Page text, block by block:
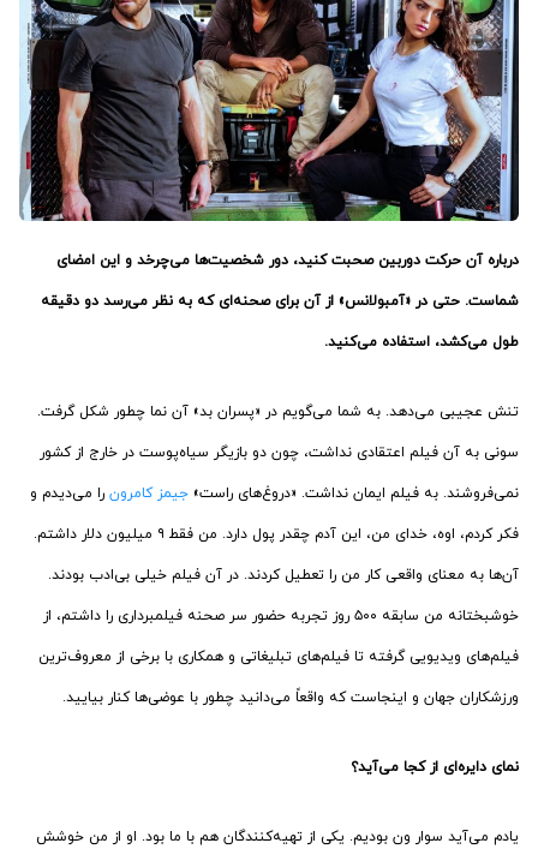
درباره آن حرکت دوربین صحبت کنید، دور شخصیت‌ها می‌چرخد و این امضای
شماست. حتی در «آمبولانس» از آن برای صحنه‌ای که به نظر می‌رسد دو دقیقه
طول می‌کشد، استفاده می‌کنید.
تنش عجیبی می‌دهد. به شما می‌گویم در «پسران بد» آن نما چطور شکل گرفت.
سونی به آن فیلم اعتقادی نداشت، چون دو بازیگر سیاه‌پوست در خارج از کشور
نمی‌فروشند. به فیلم ایمان نداشت. «دروغ‌های راست» جیمز کامرون را می‌دیدم و
فکر کردم، اوه، خدای من، این آدم چقدر پول دارد. من فقط ۹ میلیون دلار داشتم.
آن‌ها به معنای واقعی کار من را تعطیل کردند. در آن فیلم خیلی بی‌ادب بودند.
خوشبختانه من سابقه ۵۰۰ روز تجربه حضور سر صحنه فیلمبرداری را داشتم، از
فیلم‌های ویدیویی گرفته تا فیلم‌های تبلیغاتی و همکاری با برخی از معروف‌ترین
ورزشکاران جهان و اینجاست که واقعاً می‌دانید چطور با عوضی‌ها کنار بیایید.
نمای دایره‌ای از کجا می‌آید؟
یادم می‌آید سوار ون بودیم. یکی از تهیه‌کنندگان هم با ما بود. او از من خوشش